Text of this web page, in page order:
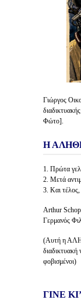
Γιώργος
Φώτο].
Η
1. Πρώτα
2. Μετά
3. Και τέλος,
Arthur
Γερμανός
(Αυτή η
φοβισμένοι)
ΓΙΝΕ